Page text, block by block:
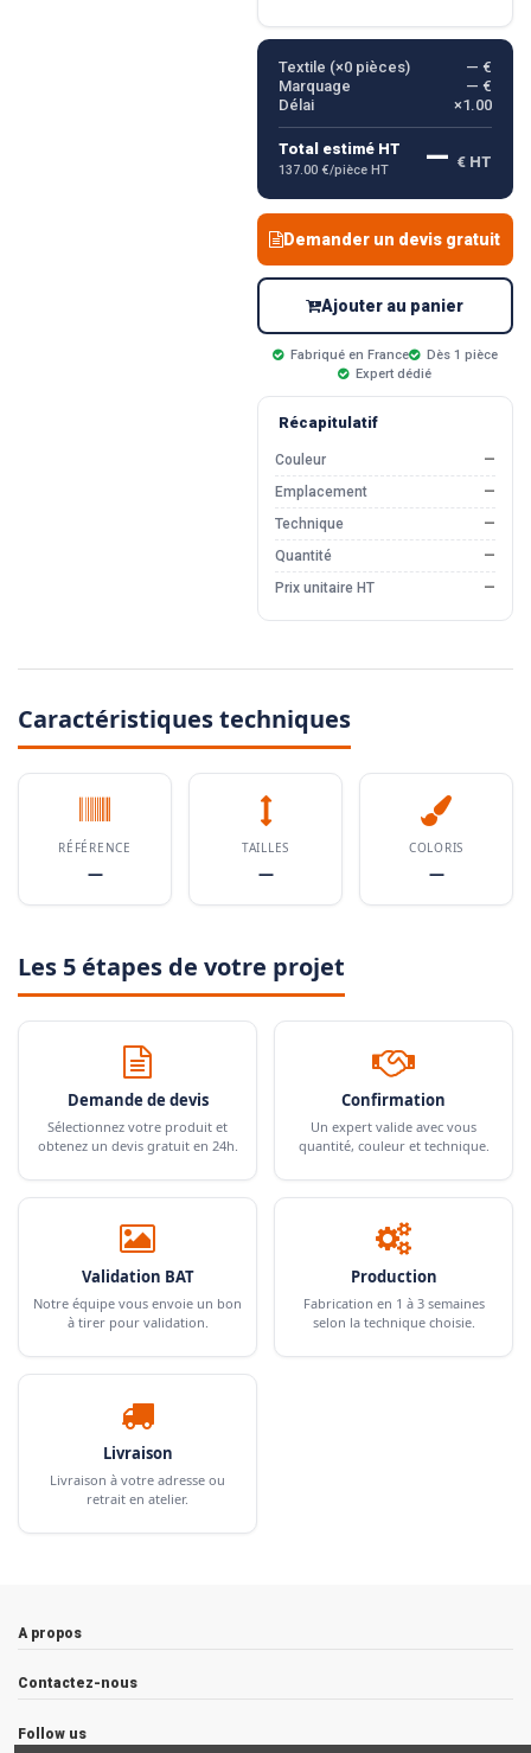
Textile (×0pièces)
— €
Marquage
— €
Délai
×1.00
Total estimé HT
137.00 €/pièce HT — € HT
Demander un devis gratuit
Ajouter au panier
Fabriqué en France
Dès 1 pièce
Expert dédié
Récapitulatif
Couleur
—
Emplacement
—
Technique
—
Quantité
—
Prix unitaire HT
—
Caractéristiques techniques
RÉFÉRENCE
—
TAILLES
—
COLORIS
—
Les 5 étapes de votre projet
Demande de devis
Sélectionnez votre produit et
obtenez un devis gratuit en 24h.
Confirmation
Un expert valide avec vous
quantité, couleur et technique.
Validation BAT
Notre équipe vous envoie un bon
à tirer pour validation.
Production
Fabrication en 1 à 3 semaines
selon la technique choisie.
Livraison
Livraison à votre adresse ou
retrait en atelier.
A propos
Contactez-nous
Follow us